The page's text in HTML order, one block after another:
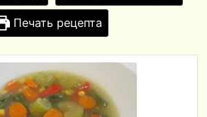
Печать рецепта